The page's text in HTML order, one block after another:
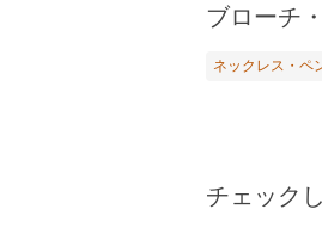
ブローチ
ネックレス・ペ
チェック